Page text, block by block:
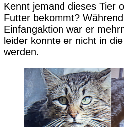
Kennt jemand dieses Tier
Futter bekommt?
Einfangaktion war er
leider konnte er nicht in
werden.